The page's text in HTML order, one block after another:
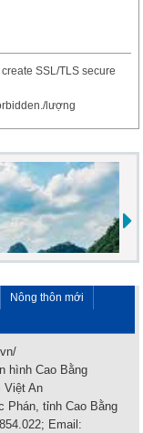
SSL/TLS secure
lượng
Nông thôn mới
hình Cao Bằng
Việt An
Phán, tỉnh Cao Bằng
Email: